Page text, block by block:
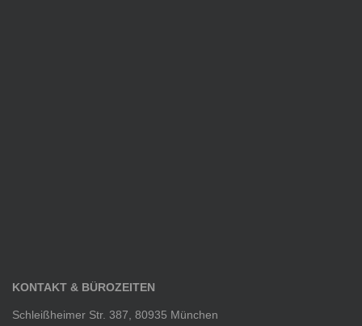
KONTAKT & BÜROZEITEN
Schleißheimer Str. 387, 80935 München